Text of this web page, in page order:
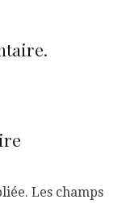
Les champs